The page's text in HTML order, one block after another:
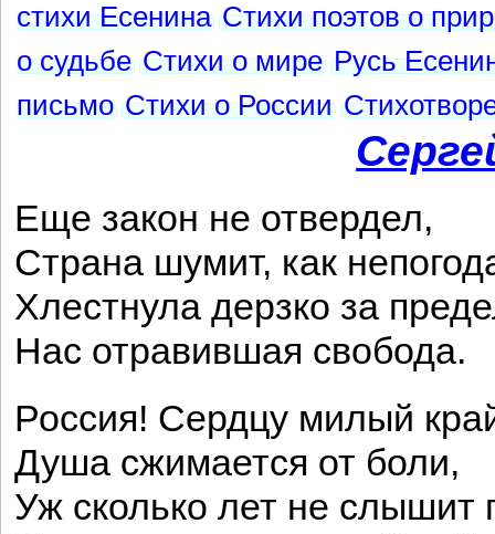
стихи Есенина Стихи поэтов о
о судьбе Стихи о мире Русь
письмо Стихи о России
Еще закон не отвердел,
Страна шумит, как
Хлестнула дерзко за
Нас отравившая свобода.
Россия! Сердцу милый
Душа сжимается от боли,
Уж сколько лет не слышит